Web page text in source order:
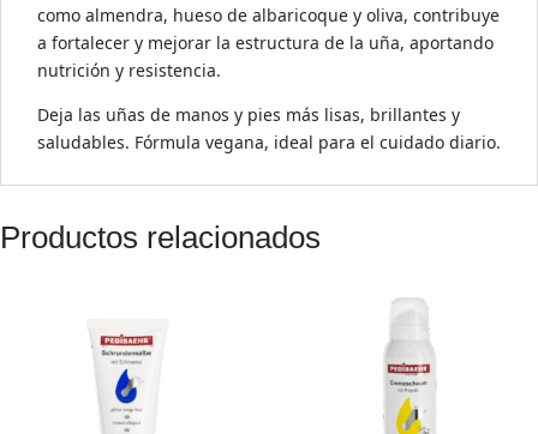
como almendra, hueso de albaricoque y oliva, contribuye
a fortalecer y mejorar la estructura de la uña, aportando
nutrición y resistencia.
Deja las uñas de manos y pies más lisas, brillantes y
saludables. Fórmula vegana, ideal para el cuidado diario.
Productos relacionados